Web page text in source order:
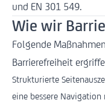
und EN 301 549.
Wie wir
Folgende
Barrierefreiheit
Strukturierte
eine bessere Navigation